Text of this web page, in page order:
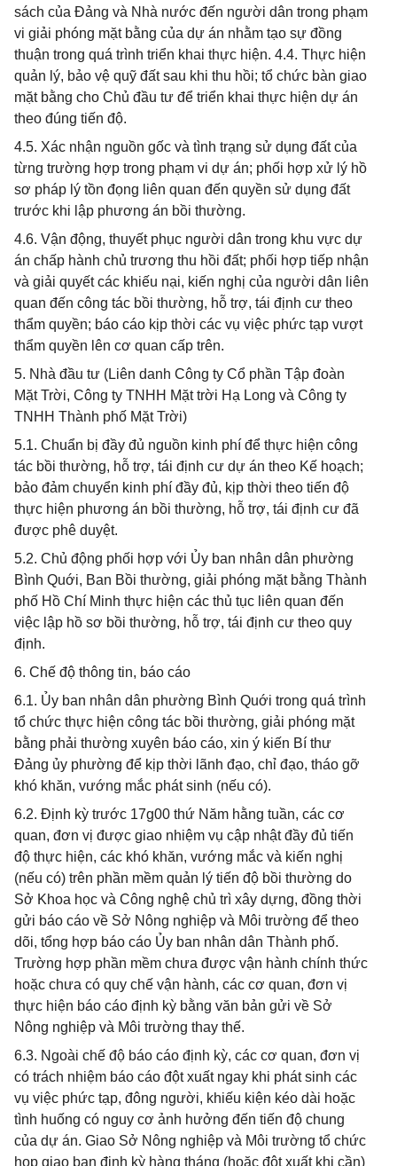
sách của Đảng và Nhà nước đến người dân trong phạm
vi giải phóng mặt bằng của dự án nhằm tạo sự đồng
thuận trong quá trình triển khai thực hiện. 4.4. Thực hiện
quản lý, bảo vệ quỹ đất sau khi thu hồi; tổ chức bàn giao
mặt bằng cho Chủ đầu tư để triển khai thực hiện dự án
theo đúng tiến độ.
4.5. Xác nhận nguồn gốc và tình trạng sử dụng đất của
từng trường hợp trong phạm vi dự án; phối hợp xử lý hồ
sơ pháp lý tồn đọng liên quan đến quyền sử dụng đất
trước khi lập phương án bồi thường.
4.6. Vận động, thuyết phục người dân trong khu vực dự
án chấp hành chủ trương thu hồi đất; phối hợp tiếp nhận
và giải quyết các khiếu nại, kiến nghị của người dân liên
quan đến công tác bồi thường, hỗ trợ, tái định cư theo
thẩm quyền; báo cáo kịp thời các vụ việc phức tạp vượt
thẩm quyền lên cơ quan cấp trên.
5. Nhà đầu tư (Liên danh Công ty Cổ phần Tập đoàn
Mặt Trời, Công ty TNHH Mặt trời Hạ Long và Công ty
TNHH Thành phố Mặt Trời)
5.1. Chuẩn bị đầy đủ nguồn kinh phí để thực hiện công
tác bồi thường, hỗ trợ, tái định cư dự án theo Kế hoạch;
bảo đảm chuyển kinh phí đầy đủ, kịp thời theo tiến độ
thực hiện phương án bồi thường, hỗ trợ, tái định cư đã
được phê duyệt.
5.2. Chủ động phối hợp với Ủy ban nhân dân phường
Bình Quới, Ban Bồi thường, giải phóng mặt bằng Thành
phố Hồ Chí Minh thực hiện các thủ tục liên quan đến
việc lập hồ sơ bồi thường, hỗ trợ, tái định cư theo quy
định.
6. Chế độ thông tin, báo cáo
6.1. Ủy ban nhân dân phường Bình Quới trong quá trình
tổ chức thực hiện công tác bồi thường, giải phóng mặt
bằng phải thường xuyên báo cáo, xin ý kiến Bí thư
Đảng ủy phường để kịp thời lãnh đạo, chỉ đạo, tháo gỡ
khó khăn, vướng mắc phát sinh (nếu có).
6.2. Định kỳ trước 17g00 thứ Năm hằng tuần, các cơ
quan, đơn vị được giao nhiệm vụ cập nhật đầy đủ tiến
độ thực hiện, các khó khăn, vướng mắc và kiến nghị
(nếu có) trên phần mềm quản lý tiến độ bồi thường do
Sở Khoa học và Công nghệ chủ trì xây dựng, đồng thời
gửi báo cáo về Sở Nông nghiệp và Môi trường để theo
dõi, tổng hợp báo cáo Ủy ban nhân dân Thành phố.
Trường hợp phần mềm chưa được vận hành chính thức
hoặc chưa có quy chế vận hành, các cơ quan, đơn vị
thực hiện báo cáo định kỳ bằng văn bản gửi về Sở
Nông nghiệp và Môi trường thay thế.
6.3. Ngoài chế độ báo cáo định kỳ, các cơ quan, đơn vị
có trách nhiệm báo cáo đột xuất ngay khi phát sinh các
vụ việc phức tạp, đông người, khiếu kiện kéo dài hoặc
tình huống có nguy cơ ảnh hưởng đến tiến độ chung
của dự án. Giao Sở Nông nghiệp và Môi trường tổ chức
họp giao ban định kỳ hàng tháng (hoặc đột xuất khi cần)